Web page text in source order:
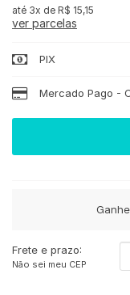
3x de R$ 15,15
ver parcelas
PIX
Mercado Pago -
Frete e prazo:
Não sei meu CEP